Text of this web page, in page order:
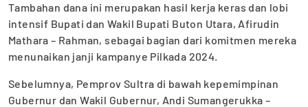
Tambahan dana ini merupakan hasil kerja keras dan lobi
intensif Bupati dan Wakil Bupati Buton Utara, Afirudin
Mathara – Rahman, sebagai bagian dari komitmen mereka
menunaikan janji kampanye Pilkada 2024.
Sebelumnya, Pemprov Sultra di bawah kepemimpinan
Gubernur dan Wakil Gubernur, Andi Sumangerukka –